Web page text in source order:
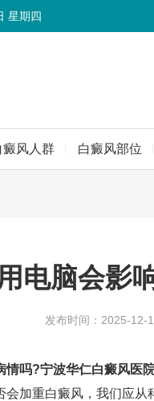
星期四
癜风人群 白癜风部位
电脑会影
发布时间：2025-12-
情吗?宁波华仁白癜风医
加重白癜风，我们应